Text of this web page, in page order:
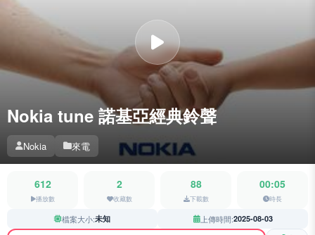
Nokia tune 諾基亞經典鈴聲
Nokia 來電
612
播放數
2
收藏數
88
下載數
00:05
時長
檔案大小:未知 上傳時間:2025-08-03